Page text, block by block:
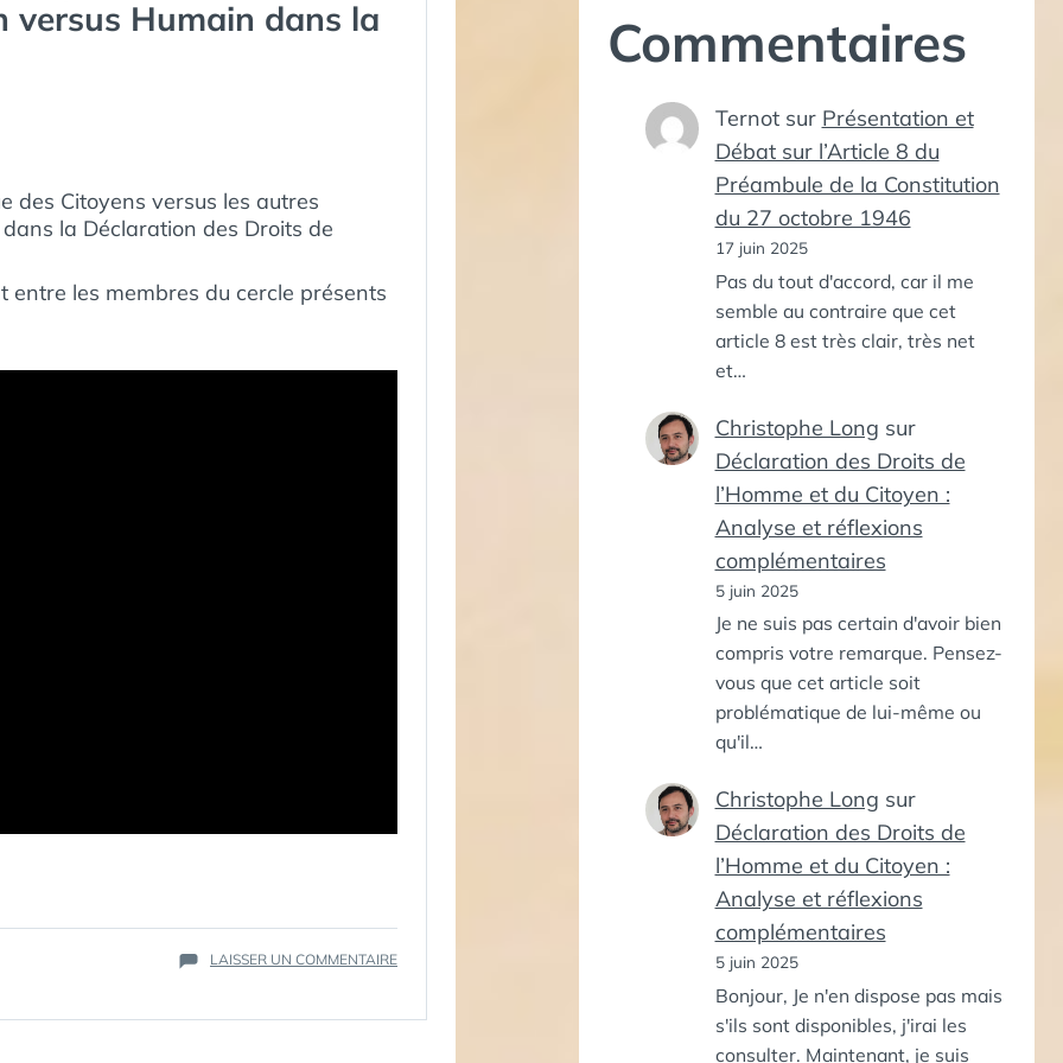
versus Humain dans la
des Citoyens versus les autres
la Déclaration des Droits de
entre les membres du cercle présents
LAISSER UN COMMENTAIRESUR
LOI
Commentaires
Ternotsur Présentation et
Débat sur l’Article 8 du
Préambule de la Constitution
du 27 octobre 1946
17 juin 2025
Pas du tout d'accord, car il me
semble au contraire que cet
article 8 est très clair, très net
et…
Christophe Long sur
Déclaration des Droits de
l’Homme et du Citoyen :
Analyse et réflexions
complémentaires
5 juin 2025
Je ne suis pas certain d'avoir bien
compris votre remarque. Pensez-
vous que cet article soit
problématique de lui-même ou
qu'il…
Christophe Long sur
Déclaration des Droits de
l’Homme et du Citoyen :
Analyse et réflexions
complémentaires
5 juin 2025
Bonjour, Je n'en dispose pas mais
s'ils sont disponibles, j'irai les
consulter. Maintenant, je suis